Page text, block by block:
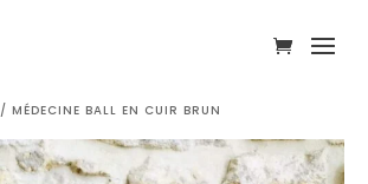
/ MÉDECINE BALL EN CUIR BRUN